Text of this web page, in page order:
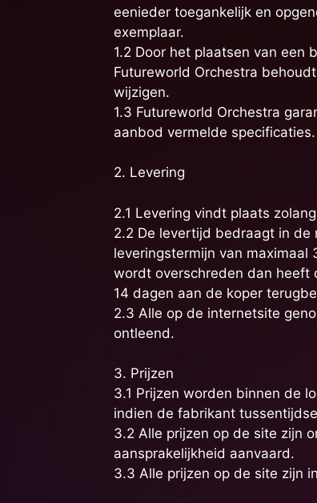
eenieder toegankelijk en
exemplaar.
1.2 Door het plaatsen van
Futureworld Orchestra
wijzigen.
1.3 Futureworld Orchestra
aanbod vermelde specificaties.
2. Levering
2.1 Levering vindt plaats
2.2 De levertijd bedraagt in de
leveringstermijn van maximaal
wordt overschreden dan heeft
14 dagen aan de koper
2.3 Alle op de internetsite
ontleend.
3. Prijzen
3.1 Prijzen worden binnen de
indien de fabrikant
3.2 Alle prijzen op de site zijn
aansprakelijkheid aanvaard.
3.3 Alle prijzen op de site zijn